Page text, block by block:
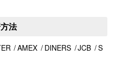
法
AMEX DINERS JCB
S